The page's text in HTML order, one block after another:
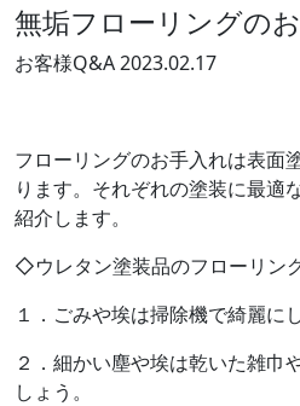
無垢フローリングの
お客様Q&A2023.02.17
フローリングのお手入れは表面
ります。それぞれの塗装に最適
紹介します。
◇ウレタン塗装品のフローリン
１．ごみや埃は掃除機で綺麗に
２．細かい塵や埃は乾いた雑巾
しょう。